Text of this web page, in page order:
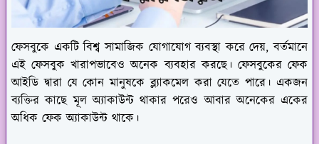
ফেসবুকে একটি বিশ্ব সামাজিক যোগাযোগ ব্যবস্থা করে দেয়, বর্তমানে
এই ফেসবুক খারাপভাবেও অনেক ব্যবহার করছে। ফেসবুকের ফেক
আইডি দ্বারা যে কোন মানুষকে ব্ল্যাকমেল করা যেতে পারে। একজন
ব্যক্তির কাছে মূল অ্যাকাউন্ট থাকার পরেও আবার অনেকের একের
অধিক ফেক অ্যাকাউন্ট থাকে।